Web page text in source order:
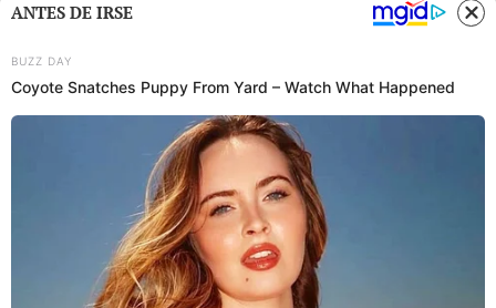
ANTES DE IRSE